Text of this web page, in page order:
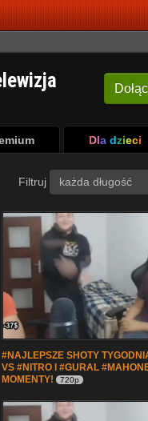
Dla dzieci
Filtruj każda długość
#NAJLEPSZE SHOTY
VS #NITRO l #GURAL
MOMENTY!
720p